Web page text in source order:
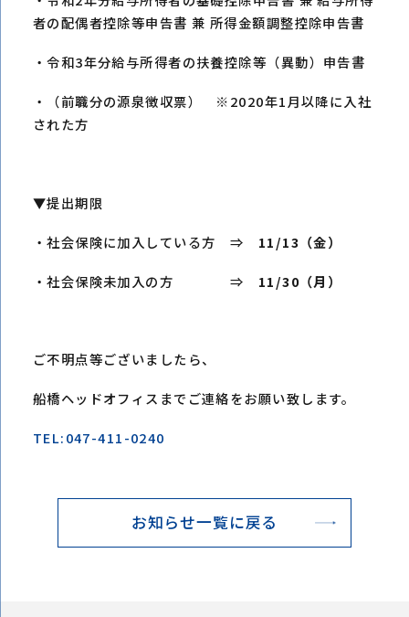
者の配偶者控除等申告書 兼 所得金額調整控除申告書
・令和3年分給与所得者の扶養控除等（異動）申告書
・（前職分の源泉徴収票） ※2020年1月以降に入社
された方
▼提出期限
・社会保険に加入している方 ⇒ 11/13（金）
・社会保険未加入の方 ⇒ 11/30（月）
ご不明点等ございましたら、
船橋ヘッドオフィスまでご連絡をお願い致します。
TEL:047-411-0240
お知らせ一覧に戻る